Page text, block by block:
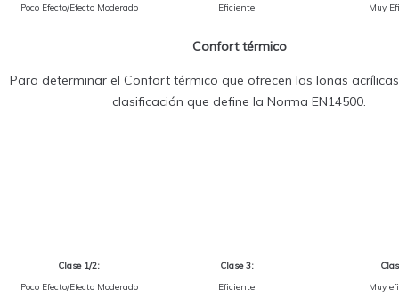
Poco Efecto/Efecto Moderado
Eficiente
Muy
Confort térmico
Para determinar el Confort térmico que ofrecen las lonas
clasificación que define la Norma EN14500.
Clase 1/2:
Poco Efecto/Efecto Moderado
Clase 3:
Eficiente
Muy